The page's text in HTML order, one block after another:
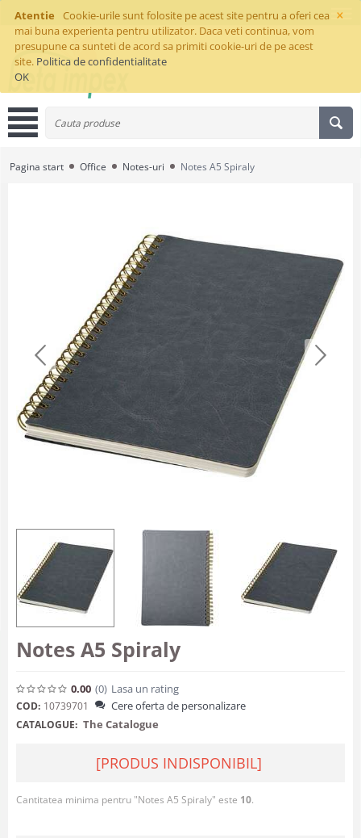
×
Atentie
Cookie-urile sunt folosite pe acest site pentru a oferi cea
mai buna experienta pentru utilizator. Daca veti continua, vom
presupune ca sunteti de acord sa primiti cookie-uri de pe acest
site. Politica de confidentialitate
OK
Pagina start Office Notes-uri Notes A5 Spiraly
Notes A5 Spiraly
0.00 (0) Lasa un rating
COD: 10739701 Cere oferta de personalizare
CATALOGUE: The Catalogue
[PRODUS INDISPONIBIL]
Cantitatea minima pentru "Notes A5 Spiraly" este 10.